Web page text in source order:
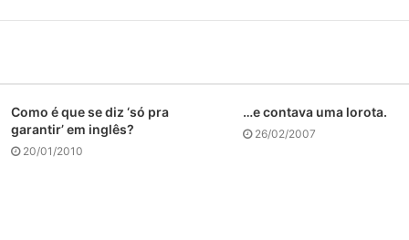
Como é que se diz ‘só pra
garantir’ em inglês?
20/01/2010
…e contava uma lorota.
26/02/2007